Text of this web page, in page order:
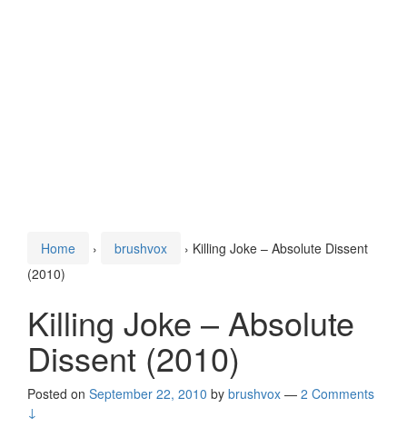
Home › brushvox › Killing Joke – Absolute Dissent
(2010)
Killing Joke – Absolute
Dissent (2010)
Posted on September 22, 2010 by brushvox — 2 Comments
↓